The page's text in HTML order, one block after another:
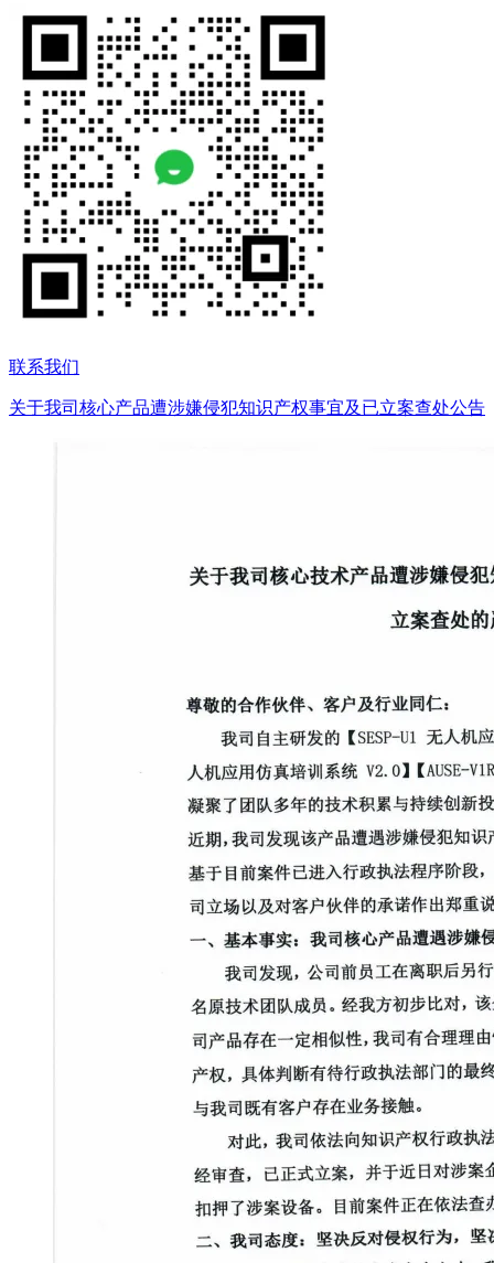
联系我们
关于我司核心产品遭涉嫌侵犯知识产权事宜及已立案查处公告